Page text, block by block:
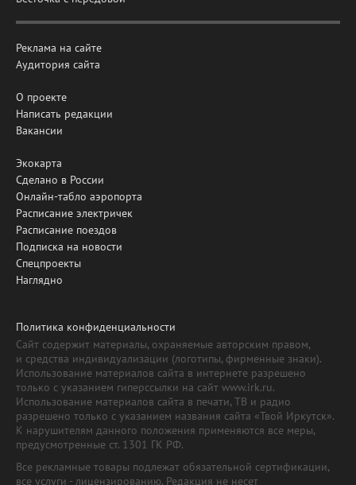
Реклама на сайте
Аудитория сайта
О проекте
Написать редакции
Вакансии
Экокарта
Сделано в России
Онлайн-табло аэропорта
Расписание электричек
Расписание поездов
Подписка на новости
Спецпроекты
Наглядно
Политика конфиденциальности
Сайт содержит материалы, охраняемые авторским правом,
и средства индивидуализации (логотипы, фирменные знаки).
Использование материалов сайта в интернете разрешено
только с указанием гиперссылки на сайт www.irk.ru.
Использование материалов сайта в печати, ТВ и радио
разрешено только с указанием названия сайта «Твой Иркутск».
К нарушителям данного положения применяются все меры,
предусмотренные ст. 1301 ГК РФ.
Все рекламные товары подлежат обязательной сертификации,
все услуги - лицензированию. Редакция не несет